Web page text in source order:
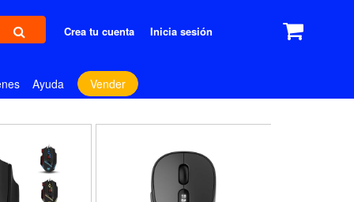
Crea tu cuenta Inicia sesión
Ayuda Vender